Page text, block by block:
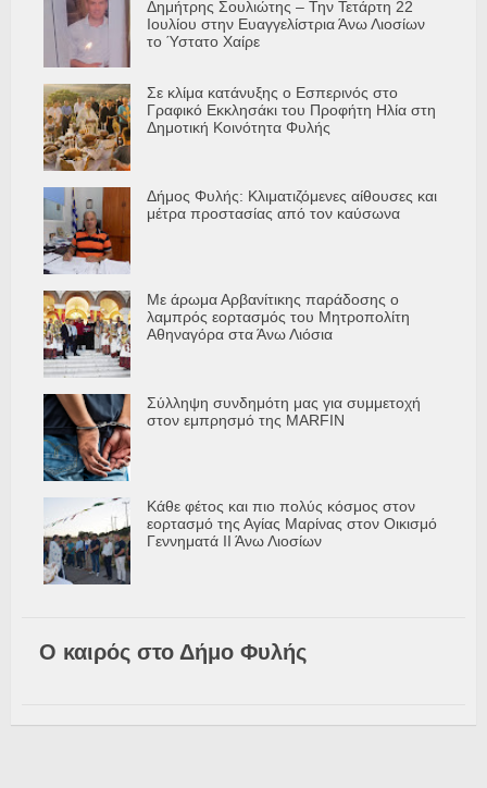
Δημήτρης Σουλιώτης – Την Τετάρτη 22
Ιουλίου στην Ευαγγελίστρια Άνω Λιοσίων
το Ύστατο Χαίρε
Σε κλίμα κατάνυξης ο Εσπερινός στο
Γραφικό Εκκλησάκι του Προφήτη Ηλία στη
Δημοτική Κοινότητα Φυλής
Δήμος Φυλής: Κλιματιζόμενες αίθουσες και
μέτρα προστασίας από τον καύσωνα
Με άρωμα Αρβανίτικης παράδοσης ο
λαμπρός εορτασμός του Μητροπολίτη
Αθηναγόρα στα Άνω Λιόσια
Σύλληψη συνδημότη μας για συμμετοχή
στον εμπρησμό της MARFIN
Κάθε φέτος και πιο πολύς κόσμος στον
εορτασμό της Αγίας Μαρίνας στον Οικισμό
Γεννηματά ΙΙ Άνω Λιοσίων
Ο καιρός στο Δήμο Φυλής